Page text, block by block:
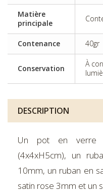
Matière
principale
Contenance 40gr
Conservation
À
DESCRIPTION
Un pot en verre
(4x4xH5cm), un
10mm, un ruban en
satin rose 3mm et un